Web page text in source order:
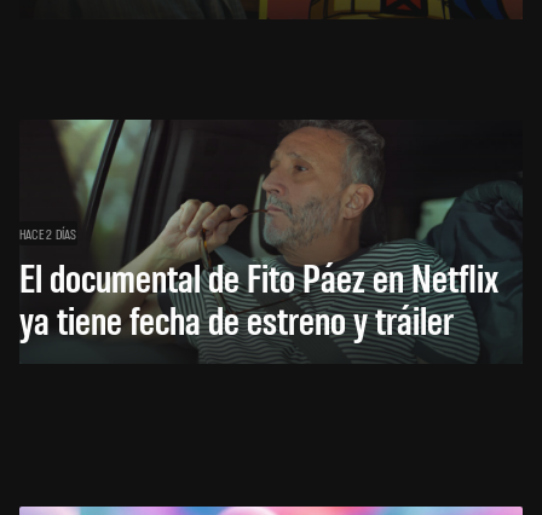
HACE 2 DÍAS
El documental de Fito Páez en Netflix
ya tiene fecha de estreno y tráiler